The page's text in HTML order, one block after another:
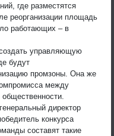
где разместятся
реорганизации площадь
работающих – в
управляющую
будут
промзоны. Она же
между
директор
конкурса
составят такие